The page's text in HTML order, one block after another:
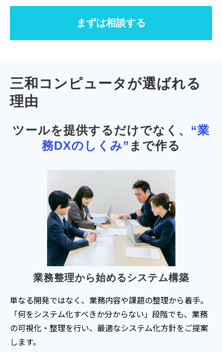
まずは相談する
三和コンピュータが選ばれる
理由
ツールを提供するだけでなく、 “業
務DXのしくみ” まで作る
業務整理から始めるシステム構築
単なる開発ではなく、業務内容や課題の整理から着手。
「何をシステム化すべきか分からない」段階でも、業務
の可視化・整理を行い、最適なシステム化方針をご提案
します。